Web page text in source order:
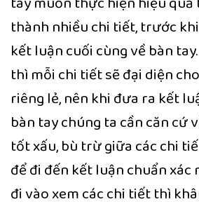
thành nhiều chi tiết, trước
kết luận cuối cùng về bàn
thì mỗi chi tiết sẽ đại diện
riêng lẻ, nên khi đưa ra kết
bàn tay chúng ta cần căn cứ
tốt xấu, bù trừ giữa các chi
để đi đến kết luận chuẩn xác
đi vào xem các chi tiết thì